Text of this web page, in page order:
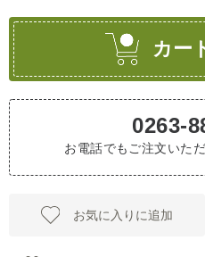
カー
0263-
お電話でもご注文いた
お気に入りに追加